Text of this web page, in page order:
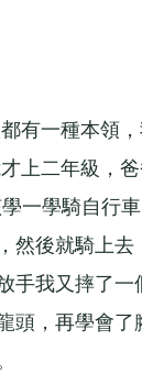
有一種本領
上二年級，
一學騎自行
然後就騎上
手我又摔了
頭，再學會